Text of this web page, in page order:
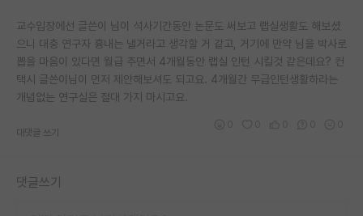
교수입장에선 글쓴이 님이 석사기간동안 논문도 써보고 랩실생활도 해보셨
으니 대충 연구자 흉내는 낼거라고 생각할 거 같고, 거기에 만약 님을 박사로
뽑을 마음이 있다면 월급 주면서 4개월동안 랩실 인턴 시킬것 같은데요? 컨
택시 글쓴이님이 먼저 제안해보셔도 되고요. 4개월간 무급인턴생활하라는
개념없는 연구실은 절대 가지 마시고요.
대댓글 쓰기
댓글쓰기